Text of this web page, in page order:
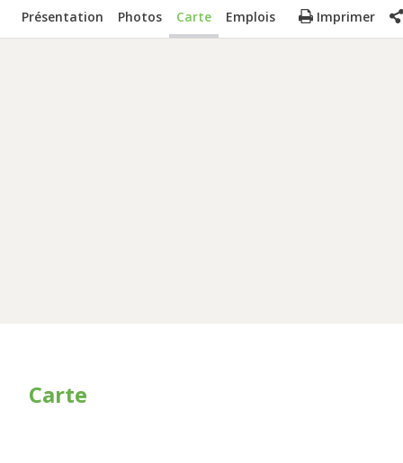
Présentation Photos Carte Emplois Imprimer
Carte